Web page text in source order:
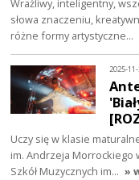
Wrażliwy, inteligentny,
słowa znaczeniu,
różne formy artystyczne…
2025-
Uczy się w klasie
im. Andrzeja Morrockiego
Szkół Muzycznych im… »